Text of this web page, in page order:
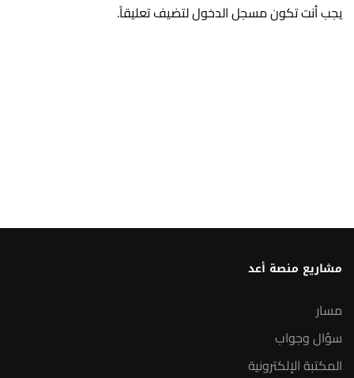
يجب أنت تكونمسجل الدخوللتضيف تعليقاً.
مشاريع منصة أعد
مسار
سؤال وجواب
المكتبة الإلكترونية